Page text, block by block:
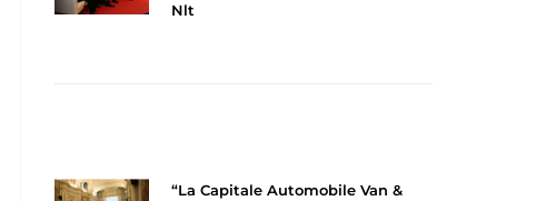
Nlt
“La Capitale Automobile Van &